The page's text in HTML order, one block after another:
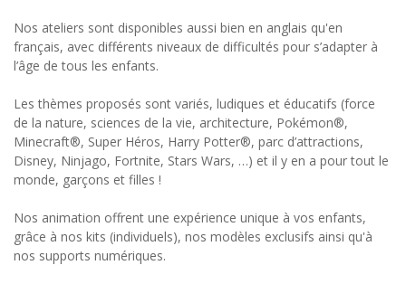
Nos ateliers sont disponibles aussi bien en anglais qu'en
français, avec différents niveaux de difficultés pour s’adapter à
l’âge de tous les enfants.
Les thèmes proposés sont variés, ludiques et éducatifs (force
de la nature, sciences de la vie, architecture, Pokémon®,
Minecraft®, Super Héros, Harry Potter®, parc d’attractions,
Disney, Ninjago, Fortnite, Stars Wars, …) et il y en a pour tout le
monde, garçons et filles !
Nos animation offrent une expérience unique à vos enfants,
grâce à nos kits (individuels), nos modèles exclusifs ainsi qu'à
nos supports numériques.